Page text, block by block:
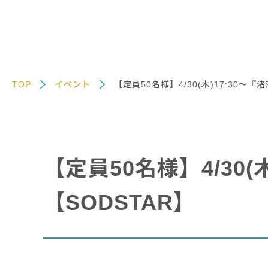
TOP イベント 【定員50名様】4/30(木)17:30～『渚
【定員50名様】4/
【SODSTAR】